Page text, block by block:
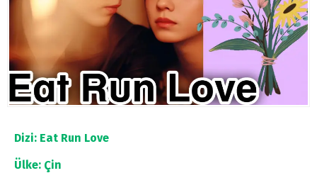
Dizi: Eat Run Love
Ülke: Çin